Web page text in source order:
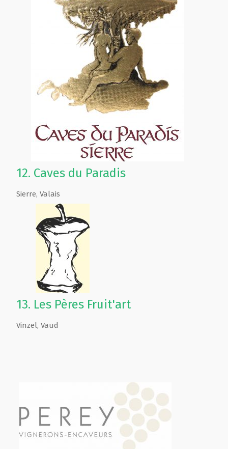
12. Caves du Paradis
Sierre, Valais
13. Les Pères Fruit'art
Vinzel, Vaud